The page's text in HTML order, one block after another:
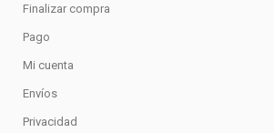
Finalizar compra
Pago
Mi cuenta
Envíos
Privacidad